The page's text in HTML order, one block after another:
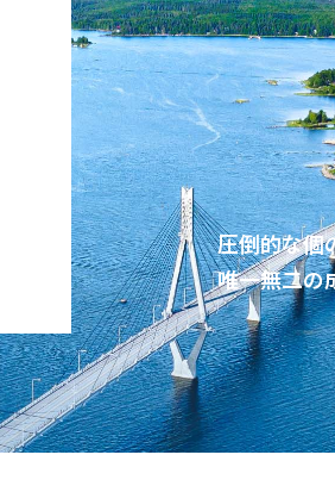
圧倒的な個
唯一無二の